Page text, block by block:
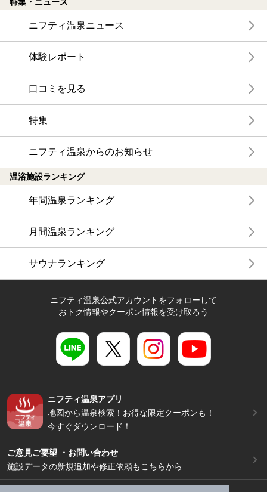
ニフティ温泉ニュース
体験レポート
口コミを見る
特集
ニフティ温泉からのお知らせ
温浴施設ランキング
年間温泉ランキング
月間温泉ランキング
サウナランキング
ニフティ温泉公式アカウントをフォローして
おトク情報やクーポン情報を受け取ろう
ニフティ温泉アプリ
地図から温泉検索！お得な限定クーポンも！
今すぐダウンロード！
ご意見ご要望 ・お問い合わせ
施設データの新規追加や修正依頼もこちらから